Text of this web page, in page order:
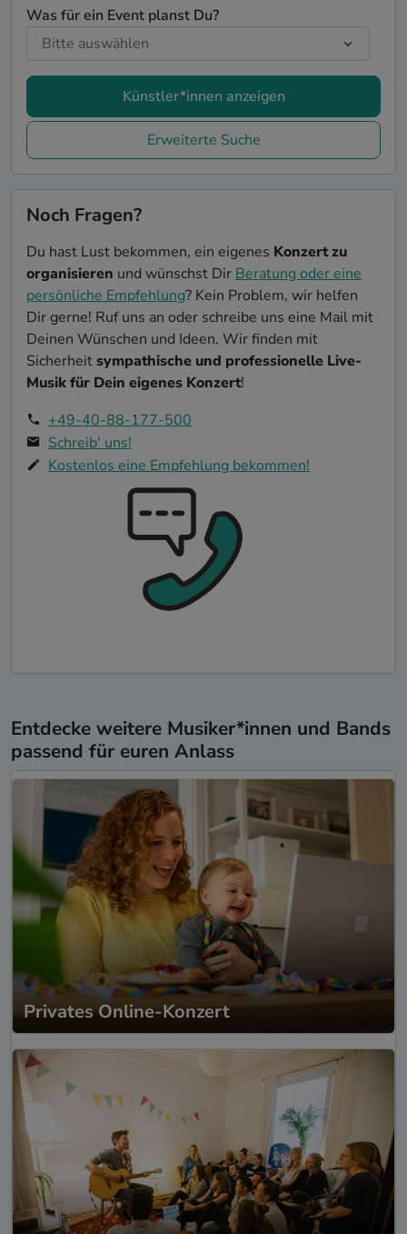
Was für ein Event planst Du?
Künstler*innen anzeigen
Erweiterte Suche
Noch Fragen?
Du hast Lust bekommen, ein eigenes Konzert zu
organisieren und wünschst Dir Beratung oder eine
persönliche Empfehlung? Kein Problem, wir helfen
Dir gerne! Ruf uns an oder schreibe uns eine Mail mit
Deinen Wünschen und Ideen. Wir finden mit
Sicherheitsympathische und professionelle Live-
Musik für Dein eigenes Konzert!
+49-40-88-177-500
Schreib' uns!
Kostenlos eine Empfehlung bekommen!
Entdecke weitere Musiker*innen und Bands
passend für euren Anlass
Privates Online-Konzert